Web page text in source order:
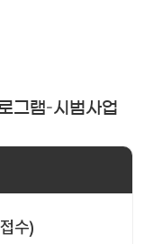
그램–시범사업
수)